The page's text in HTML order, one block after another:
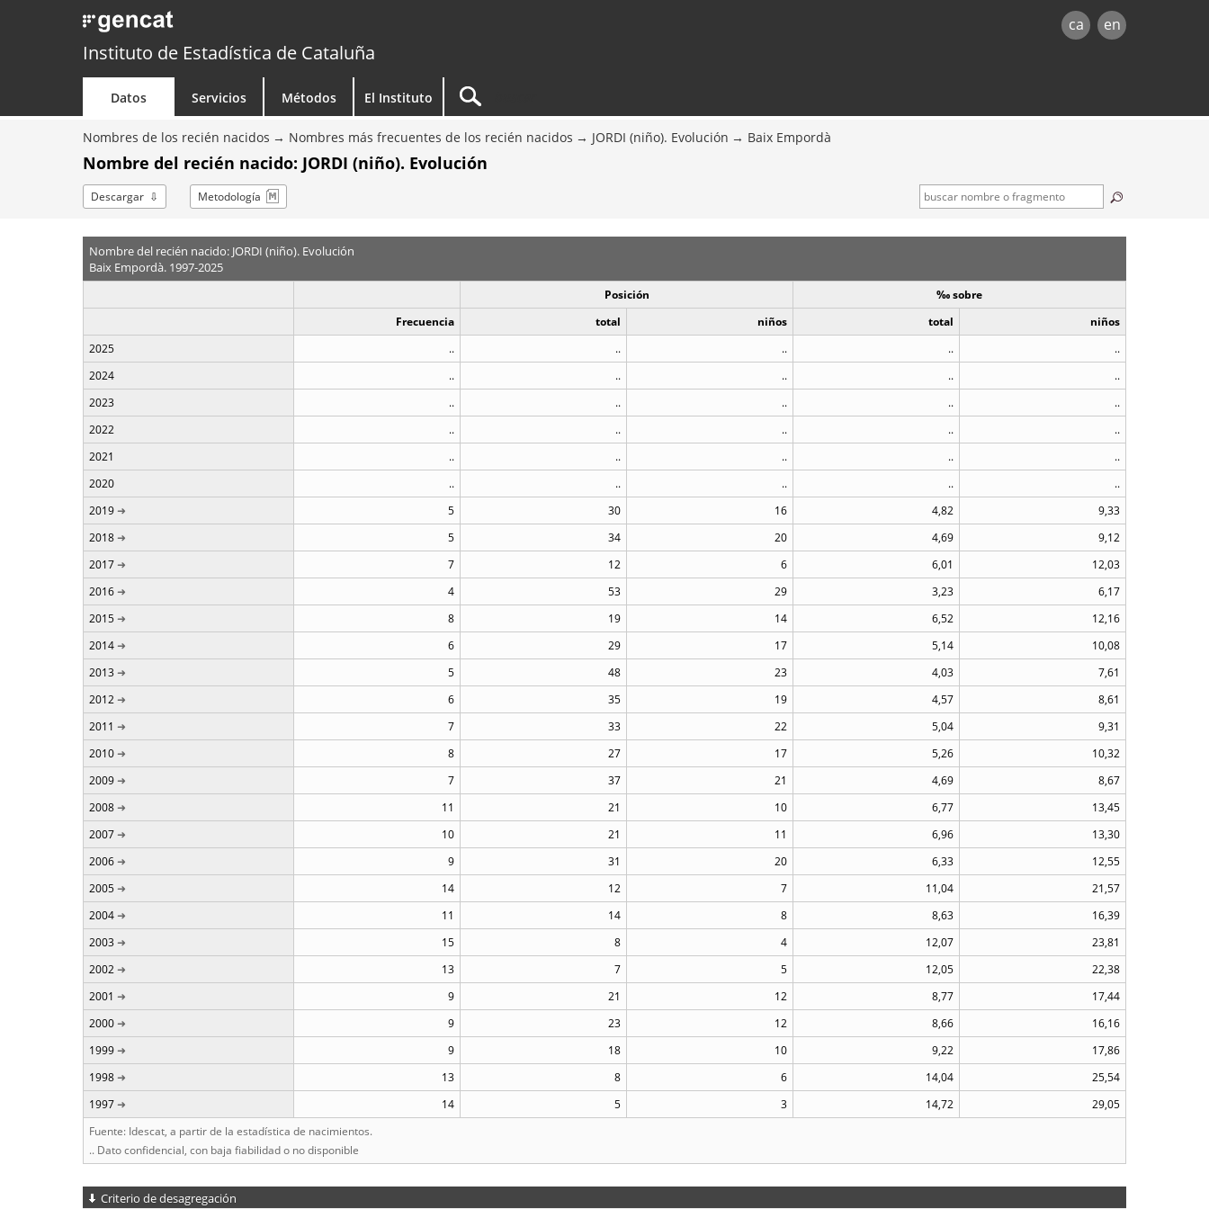
ca en
Instituto de Estadística de Cataluña
Datos Servicios Métodos El Instituto
Nombres de los recién nacidos Nombres más frecuentes de los recién nacidos JORDI (niño). Evolución Baix Empordà
Nombre del recién nacido: JORDI (niño). Evolución
Descargar Metodología
Nombre del recién nacido: JORDI (niño). Evolución
Baix Empordà. 1997-2025
Posición
‰ sobre
Frecuencia
total niños total
niños
2025
.. .. .. ..
..
2024
.. .. .. ..
..
2023
.. .. .. ..
..
2022
.. .. .. ..
..
2021
.. .. .. ..
..
2020
.. .. .. ..
..
2019
5 30 16 4,82
9,33
2018
5 34 20 4,69
9,12
2017
7 12 6 6,01
12,03
2016
4 53 29 3,23
6,17
2015
8 19 14 6,52
12,16
2014
6 29 17 5,14
10,08
2013
5 48 23 4,03
7,61
2012
6 35 19 4,57
8,61
2011
7 33 22 5,04
9,31
2010
8 27 17 5,26
10,32
2009
7 37 21 4,69
8,67
2008
11 21 10 6,77
13,45
2007
10 21 11 6,96
13,30
2006
9 31 20 6,33
12,55
2005
14 12 7 11,04
21,57
2004
11 14 8 8,63
16,39
2003
15 8 4 12,07
23,81
2002
13 7 5 12,05
22,38
2001
9 21 12 8,77
17,44
2000
9 23 12 8,66
16,16
1999
9 18 10 9,22
17,86
1998
13 8 6 14,04
25,54
1997
14 5 3 14,72
29,05
Fuente: Idescat, a partir de la estadística de nacimientos.
.. Dato confidencial, con baja fiabilidad o no disponible
Criterio de desagregación